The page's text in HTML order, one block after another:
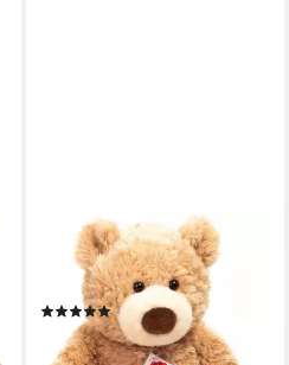
TEDDY HERMANN®
Kuscheltier Teddy sandfarben,
34 cm
(4)
ab 23,99 €
lieferbar - in 2-3 Werktagen bei dir